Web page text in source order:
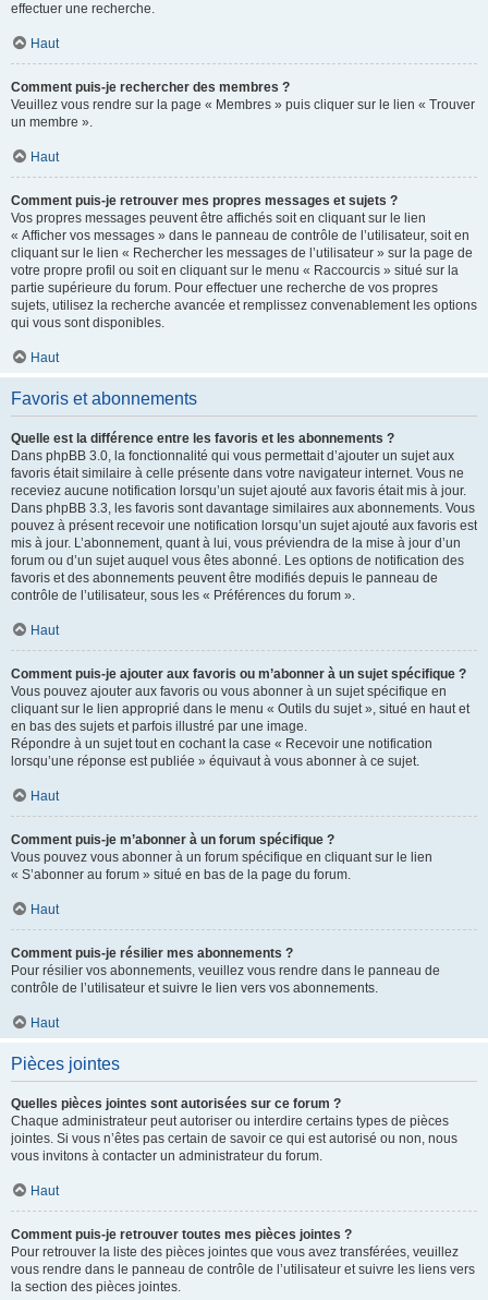
effectuer une recherche.
Haut
Comment puis-je rechercher des membres ?
Veuillez vous rendre sur la page « Membres » puis cliquer sur le lien « Trouver
un membre ».
Haut
Comment puis-je retrouver mes propres messages et sujets ?
Vos propres messages peuvent être affichés soit en cliquant sur le lien
« Afficher vos messages » dans le panneau de contrôle de l’utilisateur, soit en
cliquant sur le lien « Rechercher les messages de l’utilisateur » sur la page de
votre propre profil ou soit en cliquant sur le menu « Raccourcis » situé sur la
partie supérieure du forum. Pour effectuer une recherche de vos propres
sujets, utilisez la recherche avancée et remplissez convenablement les options
qui vous sont disponibles.
Haut
Favoris et abonnements
Quelle est la différence entre les favoris et les abonnements ?
Dans phpBB 3.0, la fonctionnalité qui vous permettait d’ajouter un sujet aux
favoris était similaire à celle présente dans votre navigateur internet. Vous ne
receviez aucune notification lorsqu’un sujet ajouté aux favoris était mis à jour.
Dans phpBB 3.3, les favoris sont davantage similaires aux abonnements. Vous
pouvez à présent recevoir une notification lorsqu’un sujet ajouté aux favoris est
mis à jour. L’abonnement, quant à lui, vous préviendra de la mise à jour d’un
forum ou d’un sujet auquel vous êtes abonné. Les options de notification des
favoris et des abonnements peuvent être modifiés depuis le panneau de
contrôle de l’utilisateur, sous les « Préférences du forum ».
Haut
Comment puis-je ajouter aux favoris ou m’abonner à un sujet spécifique ?
Vous pouvez ajouter aux favoris ou vous abonner à un sujet spécifique en
cliquant sur le lien approprié dans le menu « Outils du sujet », situé en haut et
en bas des sujets et parfois illustré par une image.
Répondre à un sujet tout en cochant la case « Recevoir une notification
lorsqu’une réponse est publiée » équivaut à vous abonner à ce sujet.
Haut
Comment puis-je m’abonner à un forum spécifique ?
Vous pouvez vous abonner à un forum spécifique en cliquant sur le lien
« S’abonner au forum » situé en bas de la page du forum.
Haut
Comment puis-je résilier mes abonnements ?
Pour résilier vos abonnements, veuillez vous rendre dans le panneau de
contrôle de l’utilisateur et suivre le lien vers vos abonnements.
Haut
Pièces jointes
Quelles pièces jointes sont autorisées sur ce forum ?
Chaque administrateur peut autoriser ou interdire certains types de pièces
jointes. Si vous n’êtes pas certain de savoir ce qui est autorisé ou non, nous
vous invitons à contacter un administrateur du forum.
Haut
Comment puis-je retrouver toutes mes pièces jointes ?
Pour retrouver la liste des pièces jointes que vous avez transférées, veuillez
vous rendre dans le panneau de contrôle de l’utilisateur et suivre les liens vers
la section des pièces jointes.